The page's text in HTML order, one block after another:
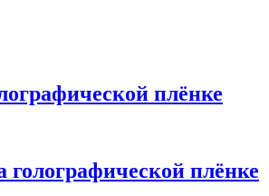
плёнке
плёнке